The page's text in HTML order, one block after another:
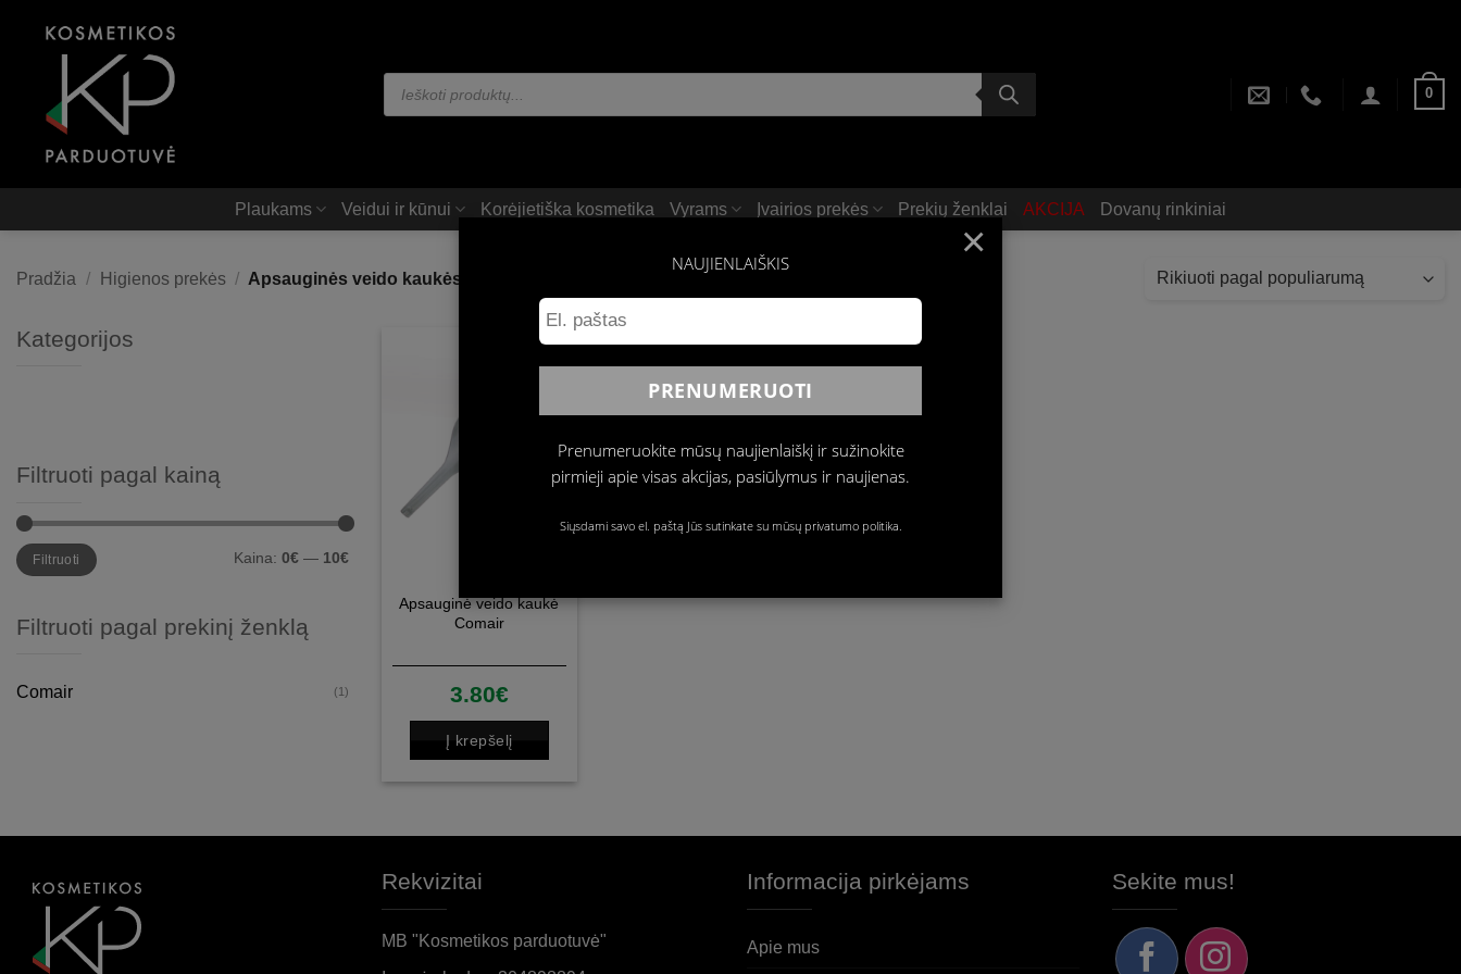
Products
search
0
Plaukams Veidui ir kūnui Korėjietiška kosmetika Vyrams Įvairios prekės Prekių ženklai AKCIJA Dovanų rinkiniai
Pradžia / Higienos prekės / Apsauginės veido kaukės
Kategorijos
Filtruoti pagal kainą
Min
kaina
Maks
kainaFiltruoti Kaina: 0€ — 10€
Filtruoti pagal prekinį ženklą
Comair (1)
Apsauginė veido kaukė
Comair
3.80€
Į krepšelį
Rekvizitai
MB "Kosmetikos parduotuvė"
Informacija pirkėjams
Apie mus
Sekite mus!
×
NAUJIENLAIŠKIS
Prenumeruokite mūsų naujienlaiškį ir sužinokite
pirmieji apie visas akcijas, pasiūlymus ir naujienas.
Siųsdami savo el. paštą Jūs sutinkate su mūsų privatumo politika.